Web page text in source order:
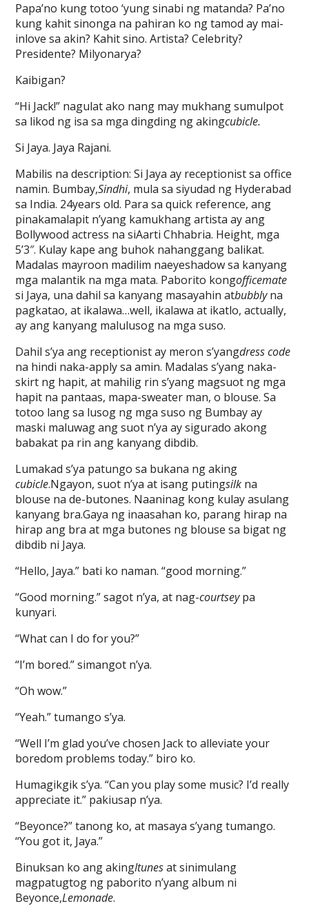
Papa’no kung totoo ‘yung sinabi ng matanda? Pa’no
kung kahit sinonga na pahiran ko ng tamod ay mai-
inlove sa akin? Kahit sino. Artista? Celebrity?
Presidente? Milyonarya?
Kaibigan?
“Hi Jack!” nagulat ako nang may mukhang sumulpot
sa likod ng isa sa mga dingding ng akingcubicle.
Si Jaya. Jaya Rajani.
Mabilis na description: Si Jaya ay receptionist sa office
namin. Bumbay,Sindhi, mula sa siyudad ng Hyderabad
sa India. 24years old. Para sa quick reference, ang
pinakamalapit n’yang kamukhang artista ay ang
Bollywood actress na siAarti Chhabria. Height, mga
5’3″. Kulay kape ang buhok nahanggang balikat.
Madalas mayroon madilim naeyeshadow sa kanyang
mga malantik na mga mata. Paborito kongofficemate
si Jaya, una dahil sa kanyang masayahin atbubblyna
pagkatao, at ikalawa…well, ikalawa at ikatlo, actually,
ay ang kanyang malulusog na mga suso.
Dahil s’ya ang receptionist ay meron s’yangdress code
na hindi naka-apply sa amin. Madalas s’yang naka-
skirt ng hapit, at mahilig rin s’yang magsuot ng mga
hapit na pantaas, mapa-sweater man, o blouse. Sa
totoo lang sa lusog ng mga suso ng Bumbay ay
maski maluwag ang suot n’ya ay sigurado akong
babakat pa rin ang kanyang dibdib.
Lumakad s’ya patungo sa bukana ng aking
cubicle.Ngayon, suot n’ya at isang putingsilk na
blouse na de-butones. Naaninag kong kulay asulang
kanyang bra.Gaya ng inaasahan ko, parang hirap na
hirap ang bra at mga butones ng blouse sa bigat ng
dibdib ni Jaya.
“Hello, Jaya.” bati ko naman. “good morning.”
“Good morning.” sagot n’ya, at nag-courtseypa
kunyari.
“What can I do for you?”
“I’m bored.” simangot n’ya.
“Oh wow.”
“Yeah.” tumango s’ya.
“Well I’m glad you’ve chosen Jack to alleviate your
boredom problems today.” biro ko.
Humagikgik s’ya. “Can you play some music? I’d really
appreciate it.” pakiusap n’ya.
“Beyonce?” tanong ko, at masaya s’yang tumango.
“You got it, Jaya.”
Binuksan ko ang akingItunesat sinimulang
magpatugtog ng paborito n’yang album ni
Beyonce,Lemonade.